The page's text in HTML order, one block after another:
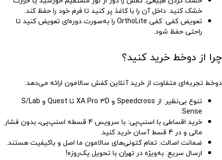
خشک کنید. داخل آن را با کاغذ پر کنید تا فرم خود را حفظ کند.
تعویض کفی
: کفی OrthoLite را به‌صورت دوره‌ای تعویض کنید تا
راحتی حفظ شود.
چرا از دوخط خرید کنید؟
دوخط تجربه‌ای متفاوت از خرید آنلاین کفش سالامون ارائه می‌دهد:
تنوع بی‌نظیر
: از Speedcross و XA Pro 3D تا Quest و S/Lab
Sense.
خرید اقساطی با اسنپ‌پی
: با سرویس 4 قسطه اسنپ‌پی، بدون فشار
مالی و در 4 قسط آسان خرید کنید.
ضمانت اصالت: تمام کتونی‌های سالامون ما اصل و باکیفیت هستند.
ارسال سریع: به‌ویژه در تهران با تحویل یک‌روزه!